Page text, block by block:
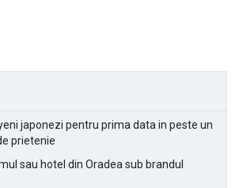
japonezi pentru prima data in peste un
prietenie
sau hotel din Oradea sub brandul